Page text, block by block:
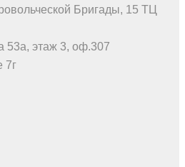
Бригады, 15 ТЦ
53а, этаж 3, оф.307
7г